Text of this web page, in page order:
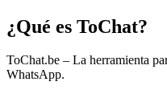
¿Qué es ToChat?
ToChat.be – La herramienta
WhatsApp.